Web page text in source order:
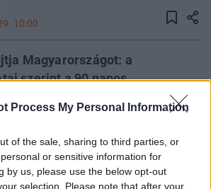
Process My Personal Information
of the sale, sharing to third parties, or
or sensitive information for
by us, please use the below opt-out
selection. Please note that after your
10:00
Magyarországot: a
szerint a 90 napos
40-100 milliméterrel marad el a
középső rétege az ország nagy
fokozódik. Az Országos Vízügyi
szerint a Duna-Tisza közi